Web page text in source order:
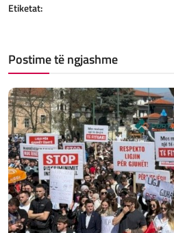
Etiketat:
Postime të ngjashme